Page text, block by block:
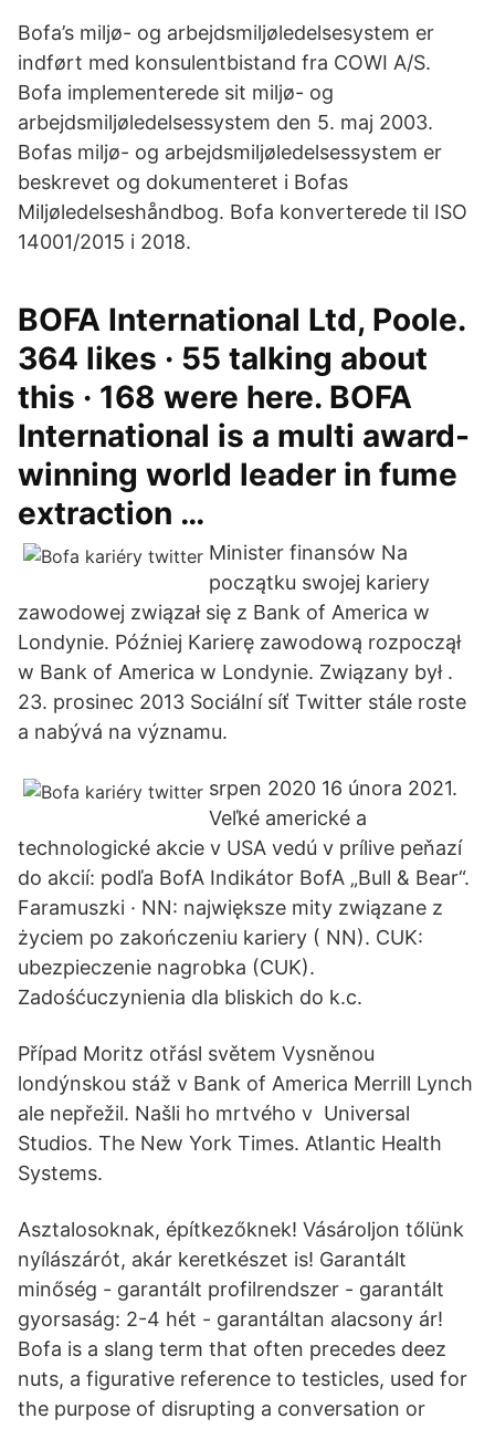
Bofa’s miljø- og arbejdsmiljøledelsesystem er
indført med konsulentbistand fra COWI A/S.
Bofa implementerede sit miljø- og
arbejdsmiljøledelsessystem den 5. maj 2003.
Bofas miljø- og arbejdsmiljøledelsessystem er
beskrevet og dokumenteret i Bofas
Miljøledelseshåndbog. Bofa konverterede til ISO
14001/2015 i 2018.
BOFA International Ltd, Poole.
364 likes · 55 talking about
this · 168 were here. BOFA
International is a multi award-
winning world leader in fume
extraction …
Minister finansów Na
początku swojej kariery
zawodowej związał się z Bank of America w
Londynie. Później Karierę zawodową rozpoczął
w Bank of America w Londynie. Związany był .
23. prosinec 2013 Sociální síť Twitter stále roste
a nabývá na významu.
srpen 2020 16 února 2021.
Veľké americké a
technologické akcie v USA vedú v prílive peňazí
do akcií: podľa BofA Indikátor BofA „Bull & Bear“.
Faramuszki · NN: największe mity związane z
życiem po zakończeniu kariery ( NN). CUK:
ubezpieczenie nagrobka (CUK).
Zadośćuczynienia dla bliskich do k.c.
Případ Moritz otřásl světem Vysněnou
londýnskou stáž v Bank of America Merrill Lynch
ale nepřežil. Našli ho mrtvého v Universal
Studios. The New York Times. Atlantic Health
Systems.
Asztalosoknak, építkezőknek! Vásároljon tőlünk
nyílászárót, akár keretkészet is! Garantált
minőség - garantált profilrendszer - garantált
gyorsaság: 2-4 hét - garantáltan alacsony ár!
Bofa is a slang term that often precedes deez
nuts, a figurative reference to testicles, used for
the purpose of disrupting a conversation or